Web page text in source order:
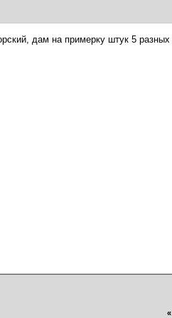
дам на примерку штук 5 разных
«